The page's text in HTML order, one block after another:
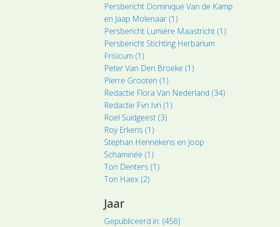
Persbericht Dominique Van de Kamp
en Jaap Molenaar (1)
Persbericht Lumière Maastricht (1)
Persbericht Stichting Herbarium
Frisicum (1)
Peter Van Den Broeke (1)
Pierre Grooten (1)
Redactie Flora Van Nederland (34)
Redactie Fvn Ivn (1)
Roel Suidgeest (3)
Roy Erkens (1)
Stephan Hennekens en Joop
Schaminée (1)
Ton Denters (1)
Ton Haex (2)
Jaar
Gepubliceerd in: (456)